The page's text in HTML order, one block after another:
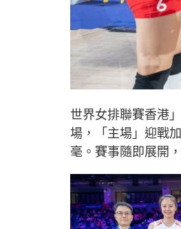
世界女排聯賽香港
場，「主場」迎戰
毫。賽事隨即展開